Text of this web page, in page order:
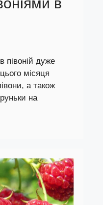
в
півоній дуже
місяця
а також
на